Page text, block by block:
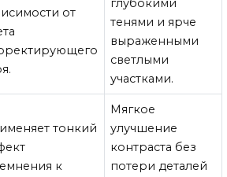
от
глубокими
тенями и ярче
выраженными
светлыми
участками.
тонкий
к
Мягкое
улучшение
контраста без
потери деталей